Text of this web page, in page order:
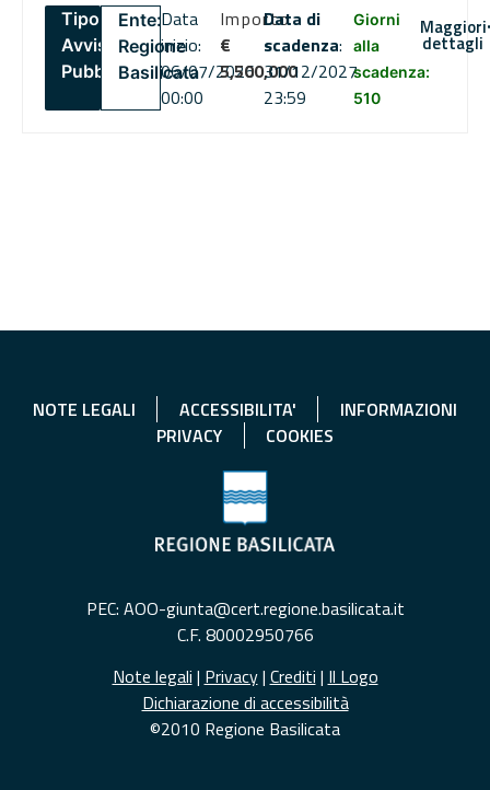
Tipo:
Avviso
Pubblico
Ente:
Regione
Basilicata
Data
inizio:
06/07/2026
00:00
Importo
€
5,500,000
Data di
scadenza:
31/12/2027
23:59
Giorni
alla
scadenza:
510
Maggiori
dettagli
NOTE LEGALI ACCESSIBILITA'
INFORMAZIONI
PRIVACY
COOKIES
PEC: AOO-giunta@cert.regione.basilicata.it
C.F. 80002950766
Note legali | Privacy| Crediti | Il Logo
Dichiarazione di accessibilità
©2010 Regione Basilicata